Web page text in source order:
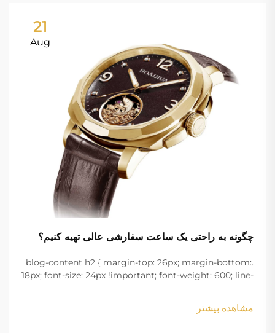
21
Aug
چگونه به راحتی یک ساعت سفارشی عالی تهیه کنیم؟
.blog-content h2 { margin-top: 26px; margin-bottom:
18px; font-size: 24px !important; font-weight: 600; line-
margin-bottom: 18px; font-size: 20px !important; font-
w...
مشاهده بیشتر